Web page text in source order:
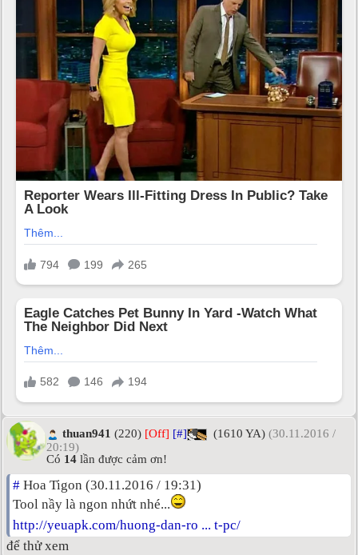
thuan941 (220) [Off] [#] (1610 YA) (30.11.2016 /
20:19)
Có 14 lần được cảm ơn!
# Hoa Tigon (30.11.2016 / 19:31)
Tool nầy là ngon nhứt nhé...
http://yeuapk.com/huong-dan-ro ... t-pc/
để thử xem